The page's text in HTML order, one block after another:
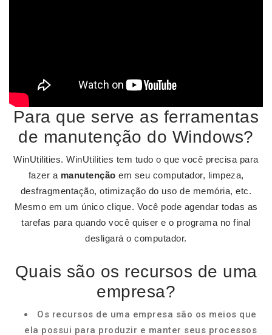
Para que serve as ferramentas
de manutenção do Windows?
WinUtilities. WinUtilities tem tudo o que você precisa para
fazer a manutenção em seu computador, limpeza,
desfragmentação, otimização do uso de memória, etc.
Mesmo em um único clique. Você pode agendar todas as
tarefas para quando você quiser e o programa no final
desligará o computador.
Quais são os recursos de uma
empresa?
Os recursos de uma empresa são os meios que
ela possui para produzir e manter seus processos